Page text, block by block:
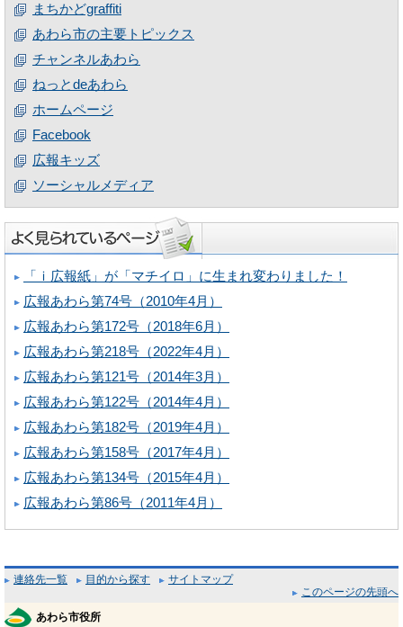
まちかどgraffiti
あわら市の主要トピックス
チャンネルあわら
ねっとdeあわら
ホームページ
Facebook
広報キッズ
ソーシャルメディア
「ｉ広報紙」が「マチイロ」に生まれ変わりました！
広報あわら第74号（2010年4月）
広報あわら第172号（2018年6月）
広報あわら第218号（2022年4月）
広報あわら第121号（2014年3月）
広報あわら第122号（2014年4月）
広報あわら第182号（2019年4月）
広報あわら第158号（2017年4月）
広報あわら第134号（2015年4月）
広報あわら第86号（2011年4月）
連絡先一覧 目的から探す
サイトマップ
このページの先頭へ
あわら市役所